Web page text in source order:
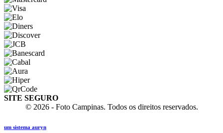
SITE SEGURO
© 2026 - Foto Campinas. Todos os direitos reservados.
um sistema auryn